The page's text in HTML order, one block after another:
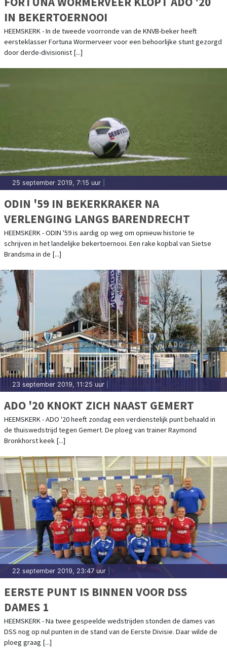
IN BEKERTOERNOOI
HEEMSKERK - In de tweede voorronde van de KNVB-beker heeft
eersteklasser Fortuna Wormerveer voor een behoorlijke stunt gezorgd
door derde-divisionist [...]
25 september 2019, 7:15 uur
ODIN '59 IN BEKERKRAKER NA
VERLENGING LANGS BARENDRECHT
HEEMSKERK - ODIN '59 is aardig op weg om opnieuw historie te
schrijven in het landelijke bekertoernooi. Een rake kopbal van Sietse
Brandsma in de [...]
23 september 2019, 11:25 uur
ADO '20 KNOKT ZICH NAAST GEMERT
HEEMSKERK - ADO '20 heeft zondag een verdienstelijk punt behaald in
de thuiswedstrijd tegen Gemert. De ploeg van trainer Raymond
Bronkhorst keek [...]
22 september 2019, 23:47 uur
EERSTE PUNT IS BINNEN VOOR DSS
DAMES 1
HEEMSKERK - Na twee gespeelde wedstrijden stonden de dames van
DSS nog op nul punten in de stand van de Eerste Divisie. Daar wilde de
ploeg graag [...]